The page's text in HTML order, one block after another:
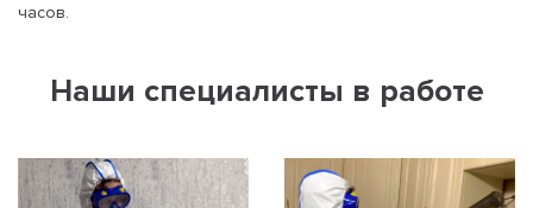
часов.
Наши специалисты в работе